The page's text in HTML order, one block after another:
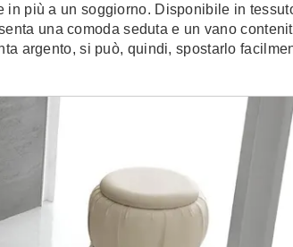
più a un soggiorno. Disponibile in
una comoda seduta e un vano
argento, si può, quindi, spostarlo